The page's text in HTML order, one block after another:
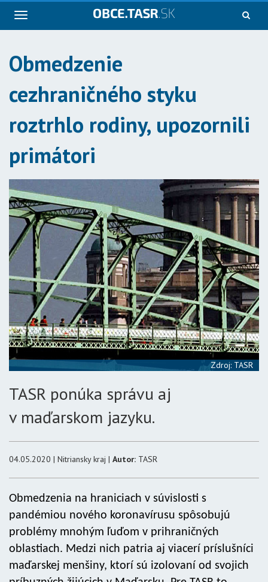
Navigácia
Obmedzenie
cezhraničného styku
roztrhlo rodiny, upozornili
primátori
Zdroj: TASR
TASR ponúka správu aj
v maďarskom jazyku.
04.05.2020 | Nitriansky kraj | Autor: TASR
Obmedzenia na hraniciach v súvislosti s
pandémiou nového koronavírusu spôsobujú
problémy mnohým ľuďom v prihraničných
oblastiach. Medzi nich patria aj viacerí príslušníci
maďarskej menšiny, ktorí sú izolovaní od svojich